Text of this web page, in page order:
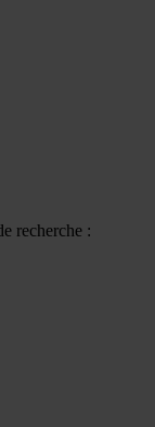
recherche :